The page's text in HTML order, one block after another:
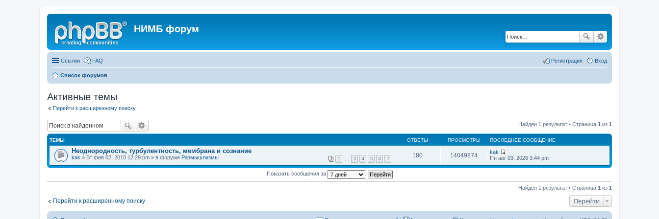
НИМБ форум
Ссылки FAQ Вход
Регистрация
Список форумов
Активные темы
Перейти к расширенному поиску
Найден 1 результат • Страница 1 из 1
ТЕМЫ ОТВЕТЫ ПРОСМОТРЫ ПОСЛЕДНЕЕ СООБЩЕНИЕ
Неоднородность, турбулентность, мембрана и сознание
1 3 4 5 6 7
kak » Вт фев 02, 2010 12:29 pm » в форуме Размышлизмы 180 14049874
kak
П
р
й
Пн авг 03, 2026 3:44 pm
Показать сообщения за
Найден 1 результат • Страница 1 из 1
Перейти к расширенному поиску Перейти